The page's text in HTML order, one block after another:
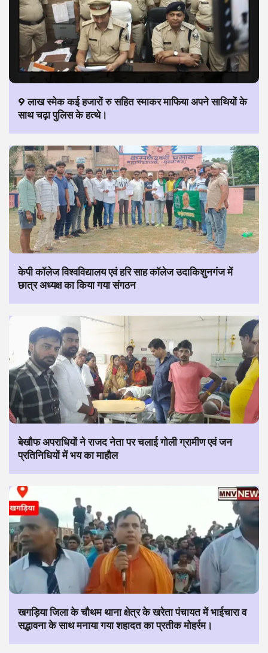
9 लाख स्मेक कई हजारों रु सहित स्माकर माफिया अपने साथियों के
साथ चढ़ा पुलिस के हत्थे।
केपी कॉलेज विश्वविद्यालय एवं हरि साह कॉलेज उदाकिशुनगंज में
छात्र अध्यक्ष का किया गया संगठन
बेखौफ अपराधियों ने राजद नेता पर चलाई गोली ग्रामीण एवं जन
प्रतिनिधियों में भय का माहौल
खगड़िया जिला के चौथम थाना क्षेत्र के खरेता पंचायत में भाईचारा व
सद्भावना के साथ मनाया गया शहादत का प्रतीक मोहर्रम।